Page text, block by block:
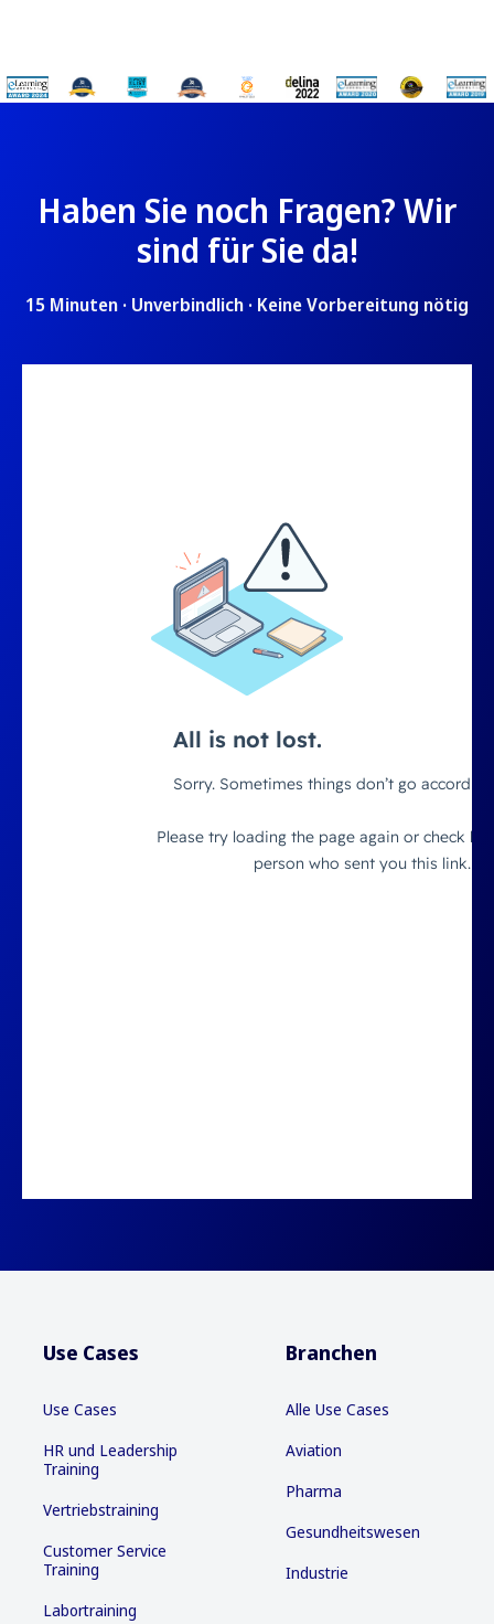
Haben Sie noch Fragen? Wir
sind für Sie da!
15 Minuten · Unverbindlich · Keine Vorbereitung nötig
Use Cases
Use Cases
HR und Leadership
Training
Vertriebstraining
Customer Service
Training
Labortraining
Branchen
Alle Use Cases
Aviation
Pharma
Gesundheitswesen
Industrie